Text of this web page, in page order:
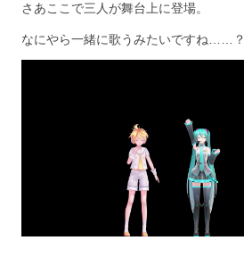
さあここで三人が舞台上に登場。
なにやら一緒に歌うみたいですね……？